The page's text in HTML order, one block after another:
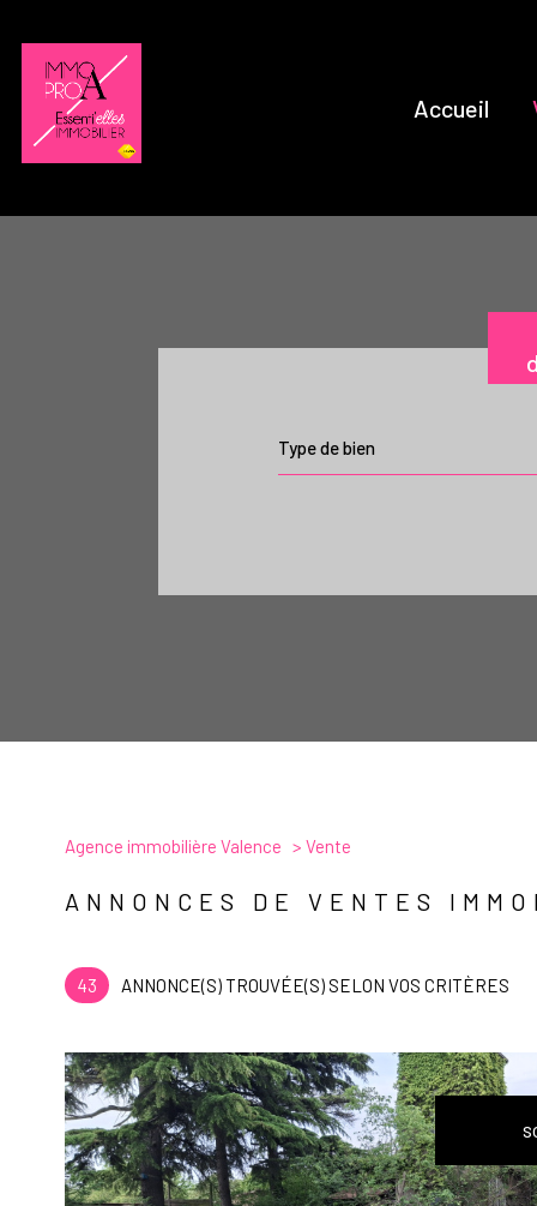
Accueil
Type de bien
Agence immobilière Valence Vente
ANNONCES DE VENTES
43 ANNONCE(S) TROUVÉE(S) SELON VOS CRITÈRES